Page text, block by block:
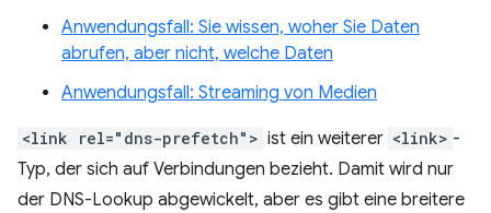
Anwendungsfall: Sie wissen, woher Sie Daten
abrufen, aber nicht, welche Daten
Anwendungsfall: Streaming von Medien
<link rel="dns-prefetch"> ist ein weiterer <link> -
Typ, der sich auf Verbindungen bezieht. Damit wird nur
der DNS-Lookup abgewickelt, aber es gibt eine breitere